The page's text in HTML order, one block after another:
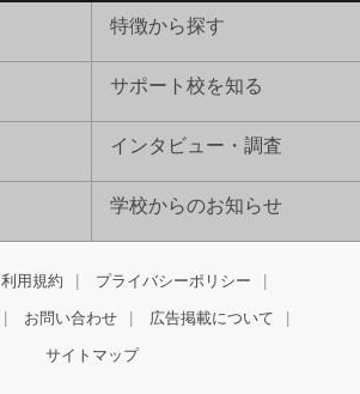
特徴から探す
サポート校を知る
インタビュー・調査
学校からのお知らせ
利用規約 プライバシーポリシー
お問い合わせ 広告掲載について
サイトマップ